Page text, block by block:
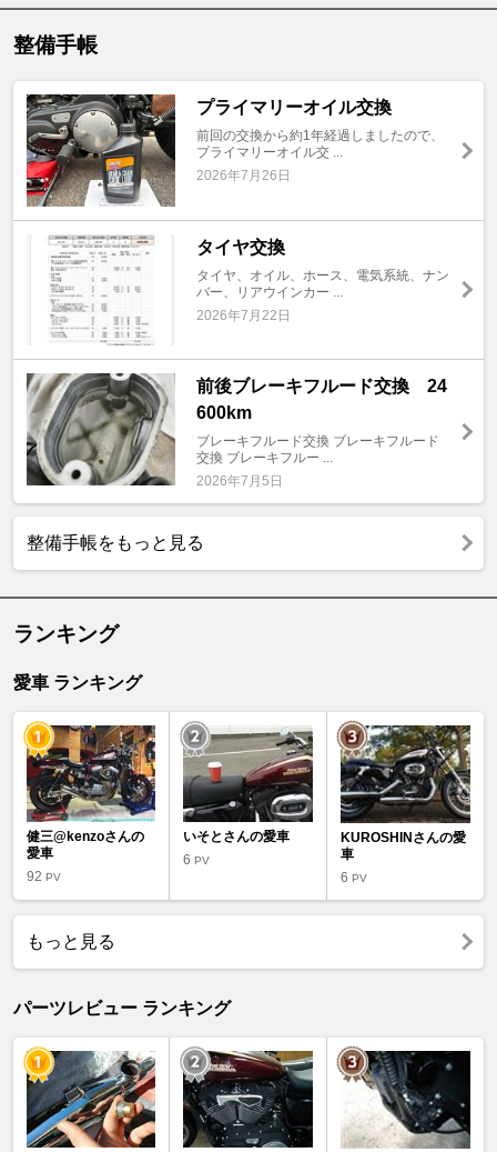
整備手帳
プライマリーオイル交換
前回の交換から約1年経過しましたので、
プライマリーオイル交 ...
2026年7月26日
タイヤ交換
タイヤ、オイル、ホース、電気系統、ナン
バー、リアウインカー ...
2026年7月22日
前後ブレーキフルード交換 24
600km
ブレーキフルード交換 ブレーキフルード
交換 ブレーキフルー ...
2026年7月5日
整備手帳をもっと見る
ランキング
愛車 ランキング
健三@kenzoさんの
愛車
92 PV
いそとさんの愛車
6PV
KUROSHINさんの愛
車
6 PV
もっと見る
パーツレビュー ランキング